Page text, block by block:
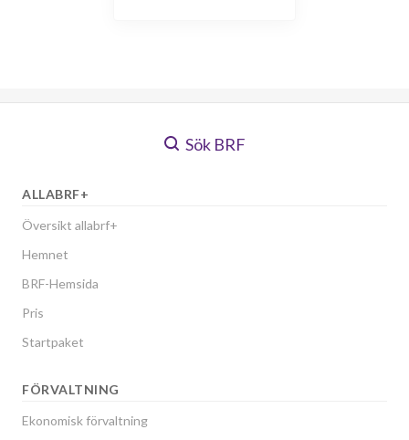
Sök BRF
ALLABRF+
Översikt allabrf+
Hemnet
BRF-Hemsida
Pris
Startpaket
FÖRVALTNING
Ekonomisk förvaltning